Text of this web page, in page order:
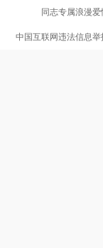
同志专属浪漫
中国互联网违法信息